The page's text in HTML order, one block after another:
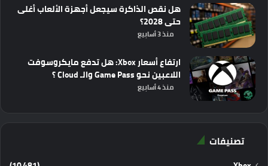
هل نقص الذاكرة سيجعل أجهزة الألعاب أغلى
حتى 2028؟
منذ 3 أسابيع
ارتفاع أسعار Xbox: هل تدفع مايكروسوفت
اللاعبين نحو Game Pass والـ Cloud ؟
منذ 4 أسابيع
تصنيفات